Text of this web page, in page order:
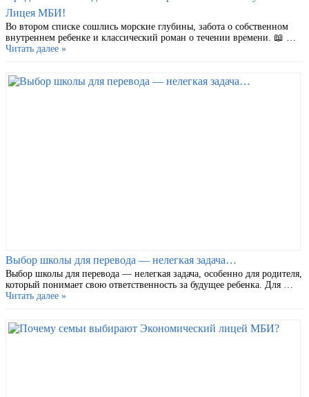
Лицея МБИ!
Во втором списке сошлись морские глубины, забота о собственном
внутреннем ребенке и классический роман о течении времени. 📖 …
Читать далее »
Выбор школы для перевода — нелегкая задача…
Выбор школы для перевода — нелегкая задача, особенно для родителя,
который понимает свою ответственность за будущее ребенка. Для …
Читать далее »